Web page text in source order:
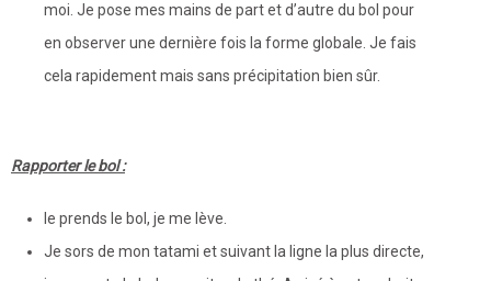
moi. Je pose mes mains de part et d’autre du bol pour
en observer une dernière fois la forme globale. Je fais
cela rapidement mais sans précipitation bien sûr.
Rapporter le bol :
le prends le bol, je me lève.
Je sors de mon tatami et suivant la ligne la plus directe,